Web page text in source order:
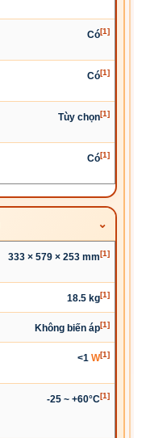
Có[1]
Có[1]
Tùy chọn[1]
Có[1]
333 × 579 × 253 mm[1]
18.5 kg[1]
Không biến áp[1]
<1 W[1]
-25 ~ +60°C[1]